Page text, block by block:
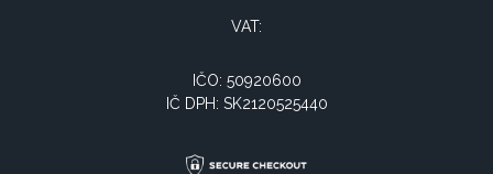
VAT:
IČO: 50920600
IČ DPH: SK2120525440